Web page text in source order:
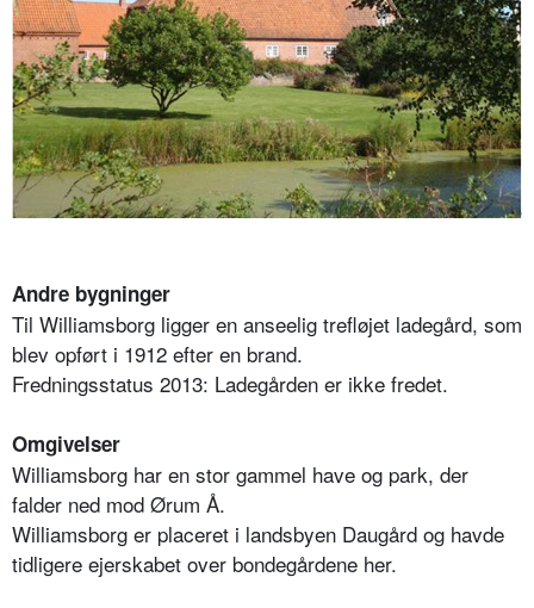
Andre bygninger
Til Williamsborg ligger en anseelig trefløjet ladegård, som
blev opført i 1912 efter en brand.
Fredningsstatus 2013: Ladegården er ikke fredet.
Omgivelser
Williamsborg har en stor gammel have og park, der
falder ned mod Ørum Å.
Williamsborg er placeret i landsbyen Daugård og havde
tidligere ejerskabet over bondegårdene her.